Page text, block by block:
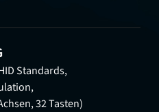
Standards,
32 Tasten)